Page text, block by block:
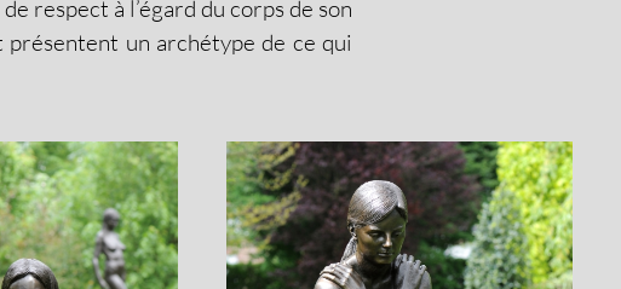
respect à l’égard du corps de son
un archétype de ce qui